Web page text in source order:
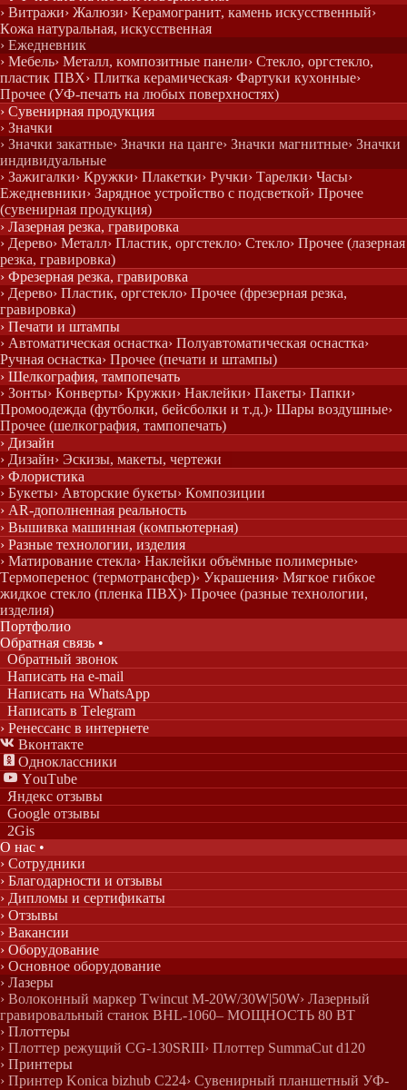
› Витражи› Жалюзи› Керамогранит, камень искусственный›
Кожа натуральная, искусственная
› Ежедневник
› Мебель› Металл, композитные панели› Стекло, оргстекло,
пластик ПВХ› Плитка керамическая› Фартуки кухонные›
Прочее (УФ-печать на любых поверхностях)
› Сувенирная продукция
› Значки
› Значки закатные› Значки на цанге› Значки магнитные› Значки
индивидуальные
› Зажигалки› Кружки› Плакетки› Ручки› Тарелки› Часы›
Ежедневники› Зарядное устройство с подсветкой› Прочее
(сувенирная продукция)
› Лазерная резка, гравировка
› Дерево› Металл› Пластик, оргстекло› Стекло› Прочее (лазерная
резка, гравировка)
› Фрезерная резка, гравировка
› Дерево› Пластик, оргстекло› Прочее (фрезерная резка,
гравировка)
› Печати и штампы
› Автоматическая оснастка› Полуавтоматическая оснастка›
Ручная оснастка› Прочее (печати и штампы)
› Шелкография, тампопечать
› Зонты› Конверты› Кружки› Наклейки› Пакеты› Папки›
Промоодежда (футболки, бейсболки и т.д.)› Шары воздушные›
Прочее (шелкография, тампопечать)
› Дизайн
› Дизайн› Эскизы, макеты, чертежи
› Флористика
› Букеты› Авторские букеты› Композиции
› AR-дополненная реальность
› Вышивка машинная (компьютерная)
› Разные технологии, изделия
› Матирование стекла› Наклейки объёмные полимерные›
Термоперенос (термотрансфер)› Украшения› Мягкое гибкое
жидкое стекло (пленка ПВХ)› Прочее (разные технологии,
изделия)
Портфолио
Обратная связь •
Обратный звонок
Написать на e-mail
Написать на WhatsApp
Написать в Telegram
› Ренессанс в интернете
 Вконтакте
 Одноклассники
 YouTube
Яндекс отзывы
Google отзывы
2Gis
О нас •
› Сотрудники
› Благодарности и отзывы
› Дипломы и сертификаты
› Отзывы
› Вакансии
› Оборудование
› Основное оборудование
› Лазеры
› Волоконный маркер Twincut M-20W/30W|50W› Лазерный
гравировальный станок BHL-1060– МОЩНОСТЬ 80 ВТ
› Плоттеры
› Плоттер режущий CG-130SRIII› Плоттер SummaCut d120
› Принтеры
› Принтер Konica bizhub C224› Сувенирный планшетный УФ-